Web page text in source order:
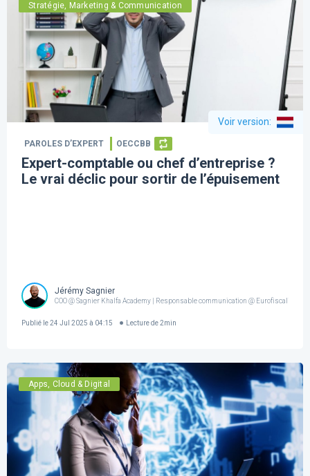
Stratégie, Marketing & Communication
Voir version:
PAROLES D’EXPERT OECCBB
Expert-comptable ou chef d’entreprise ?
Le vrai déclic pour sortir de l’épuisement
Jérémy Sagnier
COO @ Sagnier Khalfa Academy | Responsable communication @ Eurofiscalis
Publié le24 Jul 2025 à 04:15 Lecture de 2min
Apps, Cloud & Digital